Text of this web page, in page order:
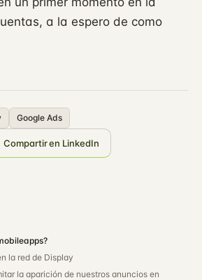
a la espero de como
Google Ads
Compartir en LinkedIn
la red de Display
la aparición de nuestros anuncios en